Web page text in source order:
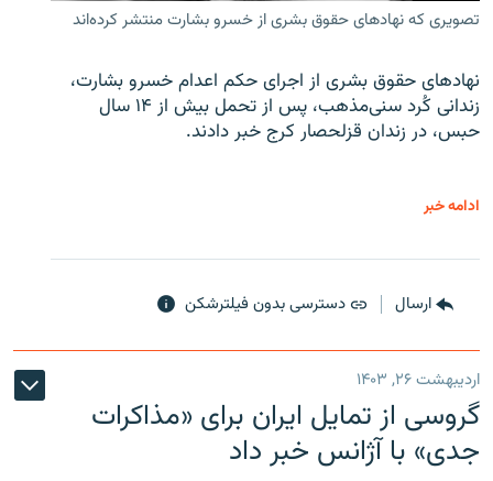
تصویری که نهادهای حقوق بشری از خسرو بشارت منتشر کرده‌اند
نهادهای حقوق بشری از اجرای حکم اعدام خسرو بشارت،
زندانی کُرد سنی‌مذهب، پس از تحمل بیش از ۱۴ سال
حبس، در زندان قزلحصار کرج خبر دادند.
ادامه خبر
ارسال دسترسی بدون فیلترشکن
اردیبهشت ۲۶, ۱۴۰۳
گروسی از تمایل ایران برای «مذاکرات
جدی» با آژانس خبر داد